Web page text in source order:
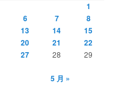
1
6 7
8
13 14
15
20 21
22
27 28
29
5 月 »